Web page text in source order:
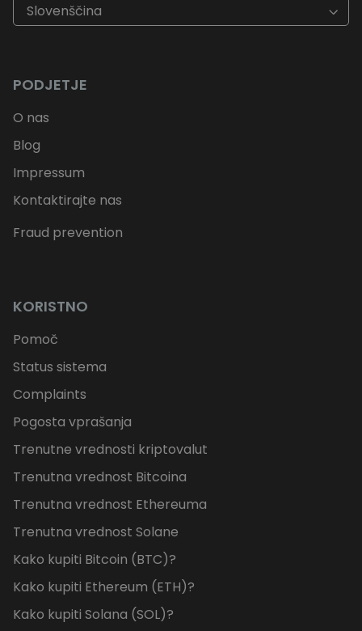
Slovenščina
PODJETJE
O nas
Blog
Impressum
Kontaktirajte nas
Fraud prevention
KORISTNO
Pomoč
Status sistema
Complaints
Pogosta vprašanja
Trenutne vrednosti kriptovalut
Trenutna vrednost Bitcoina
Trenutna vrednost Ethereuma
Trenutna vrednost Solane
Kako kupiti Bitcoin (BTC)?
Kako kupiti Ethereum (ETH)?
Kako kupiti Solana (SOL)?